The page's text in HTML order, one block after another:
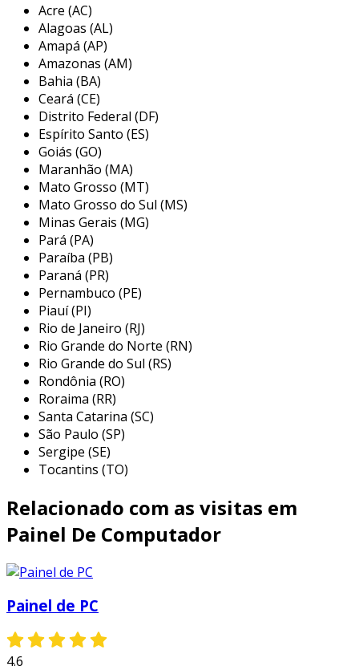
equipamento. geralmente, possui uma tela
sensível ao toque e hardwares integrados,
permitindo acesso facilitado a softwares
específicos. isso proporciona uma interação
direta com máquinas e sistemas.
características dos paineis de pc
os painéis de pc oferecem diversas
características que os destacam no mercado.
entre essas, podemos destacar:
tela sensível ao toque
interação intuitiva e simplificada.
interface personalizável
configuração de acordo com as
necessidades do usuário.
conectividade: oferecem múltiplas
opções de conexão, como usb, ethernet e
rs-232.
durabilidade
condições adversas, como poeira e
umidade.
desempenho: utilizam tecnologias
rapidez nas operações.
essas características fazem dos painéis de pc
benefícios dos painéis de pc
a utilização de painéis de pc traz uma série de
vantagens que podem impactar diretamente a
produtividade da operação. entre os principais
Acre (AC)
Alagoas (AL)
Amapá (AP)
Amazonas (AM)
Bahia (BA)
Ceará (CE)
Distrito Federal (DF)
Espírito Santo (ES)
Goiás (GO)
Maranhão (MA)
Mato Grosso (MT)
Mato Grosso do Sul (MS)
Minas Gerais (MG)
Pará (PA)
Paraíba (PB)
Paraná (PR)
Pernambuco (PE)
Piauí (PI)
Rio de Janeiro (RJ)
Rio Grande do Norte (RN)
Rio Grande do Sul (RS)
Rondônia (RO)
Roraima (RR)
Santa Catarina (SC)
São Paulo (SP)
Sergipe (SE)
Tocantins (TO)
Relacionado com as visitas em
Painel De Computador
Painel de PC
4.6